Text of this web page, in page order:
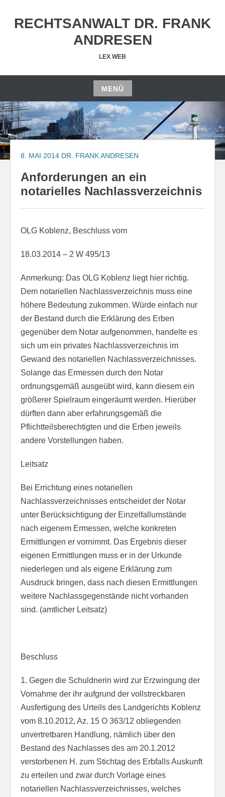
InhaltRECHTSANWALT DR. FRANK
ANDRESEN
LEX WEB
MENÜ
Zum
Inhalt
springen
8. MAI 2014 DR. FRANK ANDRESEN
Anforderungen an ein
notarielles Nachlassverzeichnis
OLG Koblenz, Beschluss vom
18.03.2014 – 2 W 495/13
Anmerkung: Das OLG Koblenz liegt hier richtig.
Dem notariellen Nachlassverzeichnis muss eine
höhere Bedeutung zukommen. Würde einfach nur
der Bestand durch die Erklärung des Erben
gegenüber dem Notar aufgenommen, handelte es
sich um ein privates Nachlassverzeichnis im
Gewand des notariellen Nachlassverzeichnisses.
Solange das Ermessen durch den Notar
ordnungsgemäß ausgeübt wird, kann diesem ein
größerer Spielraum eingeräumt werden. Hierüber
dürften dann aber erfahrungsgemäß die
Pflichtteilsberechtigten und die Erben jeweils
andere Vorstellungen haben.
Leitsatz
Bei Errichtung eines notariellen
Nachlassverzeichnisses entscheidet der Notar
unter Berücksichtigung der Einzelfallumstände
nach eigenem Ermessen, welche konkreten
Ermittlungen er vornimmt. Das Ergebnis dieser
eigenen Ermittlungen muss er in der Urkunde
niederlegen und als eigene Erklärung zum
Ausdruck bringen, dass nach diesen Ermittlungen
weitere Nachlassgegenstände nicht vorhanden
sind. (amtlicher Leitsatz)
Beschluss
1. Gegen die Schuldnerin wird zur Erzwingung der
Vornahme der ihr aufgrund der vollstreckbaren
Ausfertigung des Urteils des Landgerichts Koblenz
vom 8.10.2012, Az. 15 O 363/12 obliegenden
unvertretbaren Handlung, nämlich über den
Bestand des Nachlasses des am 20.1.2012
verstorbenen H. zum Stichtag des Erbfalls Auskunft
zu erteilen und zwar durch Vorlage eines
notariellen Nachlassverzeichnisses, welches